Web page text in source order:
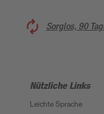
Sorglos, 90
Nützliche Links
Leichte Sprache